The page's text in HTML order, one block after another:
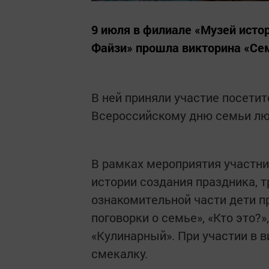
9 июля в филиале «Музей
Файзи» прошла викторина
В ней приняли участие
Всероссийскому дню семьи
В рамках мероприятия
истории создания праздника,
ознакомительной части дети
поговорки о семье», «Кто
«Кулинарный». При участии в
смекалку.